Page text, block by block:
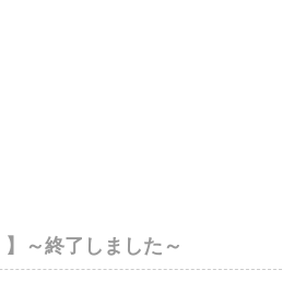
～終了しました～